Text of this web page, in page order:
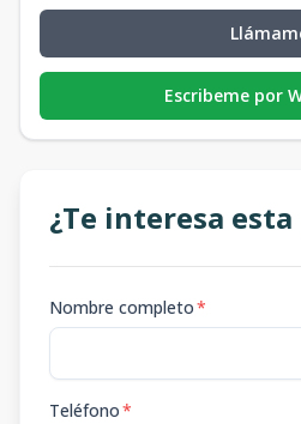
Escribeme por
¿Te interesa
Nombre completo*
Teléfono*